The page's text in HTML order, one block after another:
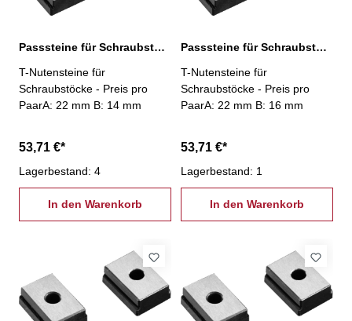
Passsteine für Schraubstöcke, 22/14 mm
T-Nutensteine für
Schraubstöcke - Preis pro
PaarA: 22 mm B: 14 mm
53,71 €*
Lagerbestand: 4
In den Warenkorb
Passsteine für Schraubstöcke, 22/16 mm
T-Nutensteine für
Schraubstöcke - Preis pro
PaarA: 22 mm B: 16 mm
53,71 €*
Lagerbestand: 1
In den Warenkorb